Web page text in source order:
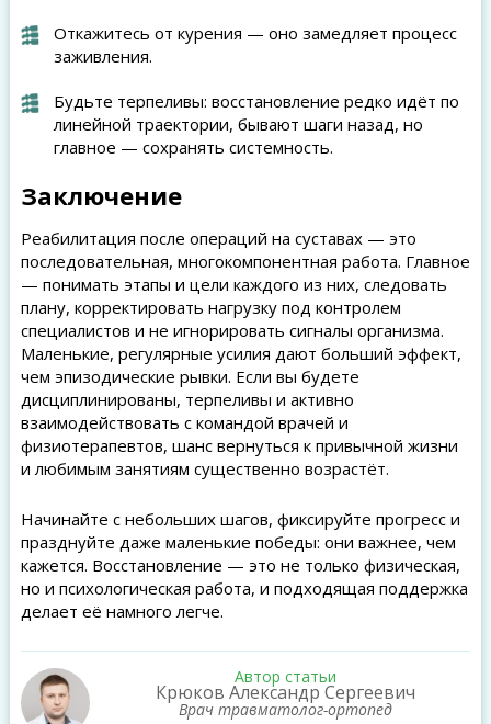
Откажитесь от курения — оно замедляет процесс
заживления.
Будьте терпеливы: восстановление редко идёт по
линейной траектории, бывают шаги назад, но
главное — сохранять системность.
Заключение
Реабилитация после операций на суставах — это
последовательная, многокомпонентная работа. Главное
— понимать этапы и цели каждого из них, следовать
плану, корректировать нагрузку под контролем
специалистов и не игнорировать сигналы организма.
Маленькие, регулярные усилия дают больший эффект,
чем эпизодические рывки. Если вы будете
дисциплинированы, терпеливы и активно
взаимодействовать с командой врачей и
физиотерапевтов, шанс вернуться к привычной жизни
и любимым занятиям существенно возрастёт.
Начинайте с небольших шагов, фиксируйте прогресс и
празднуйте даже маленькие победы: они важнее, чем
кажется. Восстановление — это не только физическая,
но и психологическая работа, и подходящая поддержка
делает её намного легче.
Автор статьи
Крюков Александр Сергеевич
Врач травматолог-ортопед